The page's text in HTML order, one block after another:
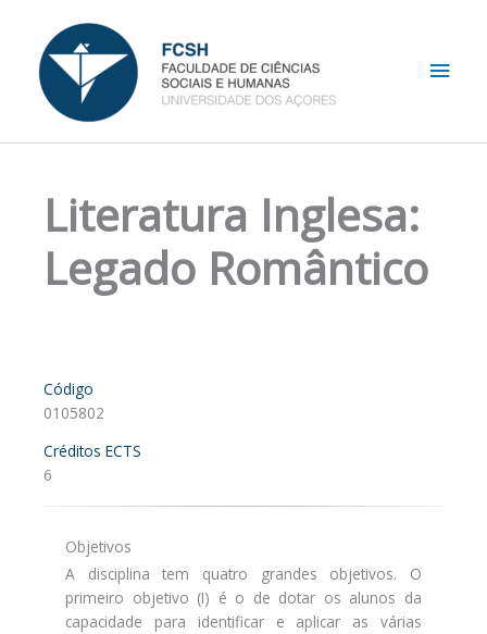
content
Literatura Inglesa:
Legado Romântico
Código
0105802
Créditos ECTS
6
Objetivos
A disciplina tem quatro grandes objetivos. O
primeiro objetivo (I) é o de dotar os alunos da
capacidade para identificar e aplicar as várias